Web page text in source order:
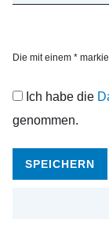
Die mit einem *
Ich habe die
genommen.
SPEICHERN